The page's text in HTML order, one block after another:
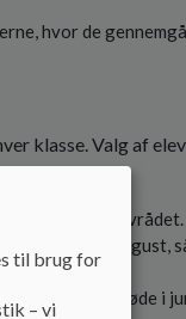
hvor de
klasse. Valg af
klasse til
i august,
det sidste møde i
til brug for
– vi